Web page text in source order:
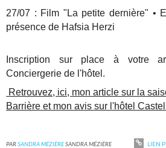
27/07 : Film "La petite dernière" •
présence de Hafsia Herzi
Inscription sur place à votre
Conciergerie de l'hôtel.
Retrouvez, ici, mon article sur la
Barrière et mon avis sur l'hôtel
PARSANDRA MÉZIÈRESANDRA MÉZIÈRE LIEN